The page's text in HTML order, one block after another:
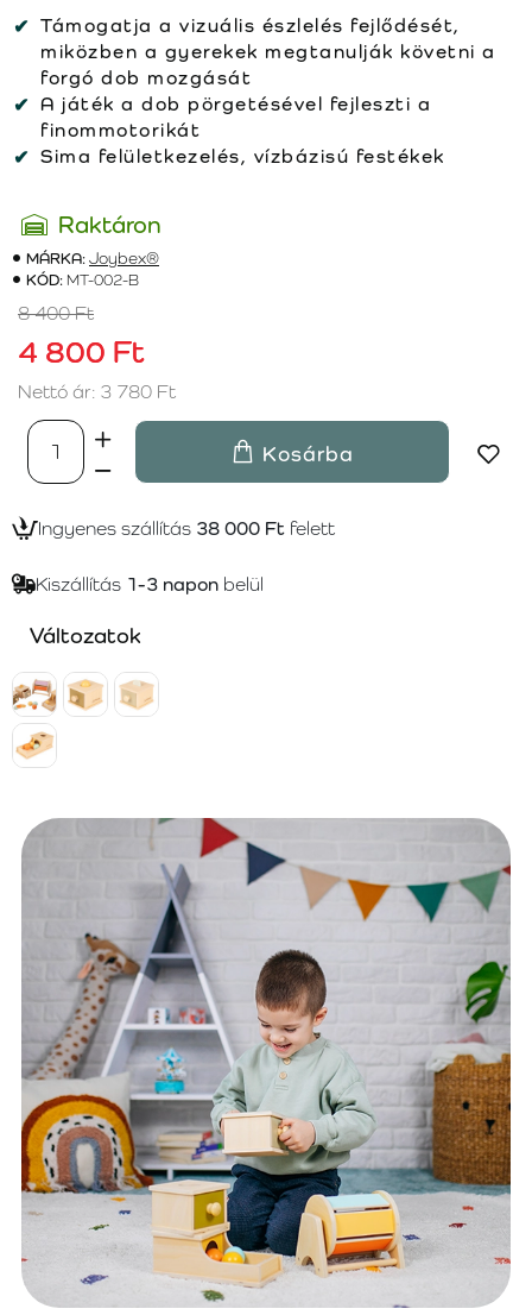
Támogatja a vizuális észlelés fejlődését,
miközben a gyerekek megtanulják követni a
forgó dob mozgását
A játék a dob pörgetésével fejleszti a
finommotorikát
Sima felületkezelés, vízbázisú festékek
Raktáron
MÁRKA:Joybex®
KÓD: MT-002-B
4 800 Ft
8 400 Ft
Nettó ár: 3 780 Ft
Kosárba
Ingyenes szállítás 38 000 Ft felett
Kiszállítás 1-3 napon belül
Változatok